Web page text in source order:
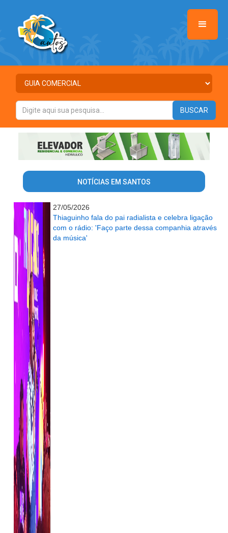
NOTÍCIAS EM SANTOS
27/05/2026
Thiaguinho fala do pai radialista e celebra ligação
com o rádio: 'Faço parte dessa companhia através
da música'